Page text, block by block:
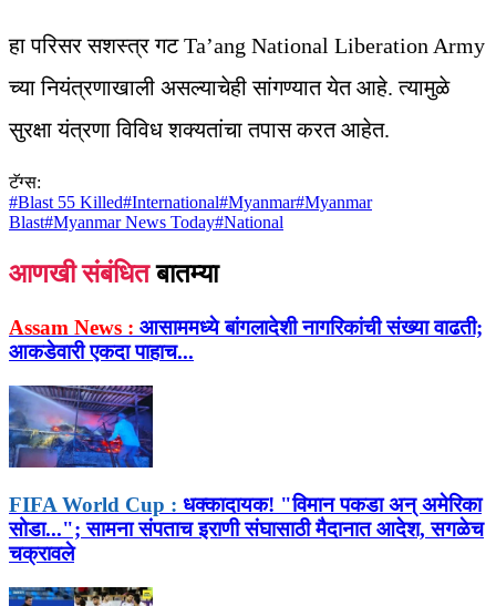
हा परिसर सशस्त्र गट Ta’ang National Liberation Army
च्या नियंत्रणाखाली असल्याचेही सांगण्यात येत आहे. त्यामुळे
सुरक्षा यंत्रणा विविध शक्यतांचा तपास करत आहेत.
टॅग्स:
#Blast 55 Killed#International#Myanmar#Myanmar
Blast#Myanmar News Today#National
आणखी संबंधित बातम्या
Assam News : आसाममध्ये बांगलादेशी नागरिकांची संख्या वाढती;
आकडेवारी एकदा पाहाच...
FIFA World Cup : धक्कादायक! "विमान पकडा अन् अमेरिका
सोडा..."; सामना संपताच इराणी संघासाठी मैदानात आदेश, सगळेच
चक्रावले